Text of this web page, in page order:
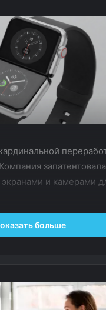
и камерами
лаконично и без
который,
больше